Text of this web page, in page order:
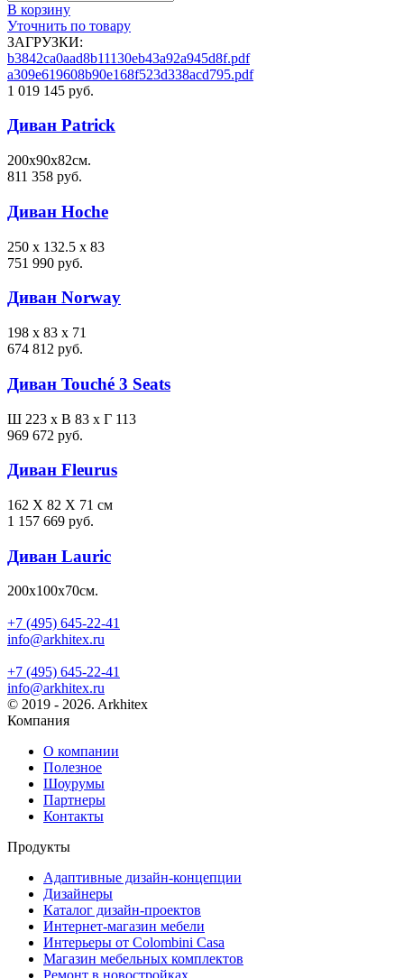
В корзину
Уточнить по товару
ЗАГРУЗКИ:
b3842ca0aad8b11130eb43a92a945d8f.pdf
a309e619608b90e168f523d338acd795.pdf
1 019 145 руб.
Диван Patrick
200х90х82см.
811 358 руб.
Диван Hoche
250 x 132.5 x 83
751 990 руб.
Диван Norway
198 x 83 x 71
674 812 руб.
Диван Touché 3 Seats
Ш 223 x В 83 x Г 113
969 672 руб.
Диван Fleurus
162 X 82 X 71 см
1 157 669 руб.
Диван Lauric
200х100х70см.
+7 (495) 645-22-41
info@arkhitex.ru
+7 (495) 645-22-41
info@arkhitex.ru
© 2019 - 2026. Arkhitex
Компания
О компании
Полезное
Шоурумы
Партнеры
Контакты
Продукты
Адаптивные дизайн-концепции
Дизайнеры
Каталог дизайн-проектов
Интернет-магазин мебели
Интерьеры от Colombini Casa
Магазин мебельных комплектов